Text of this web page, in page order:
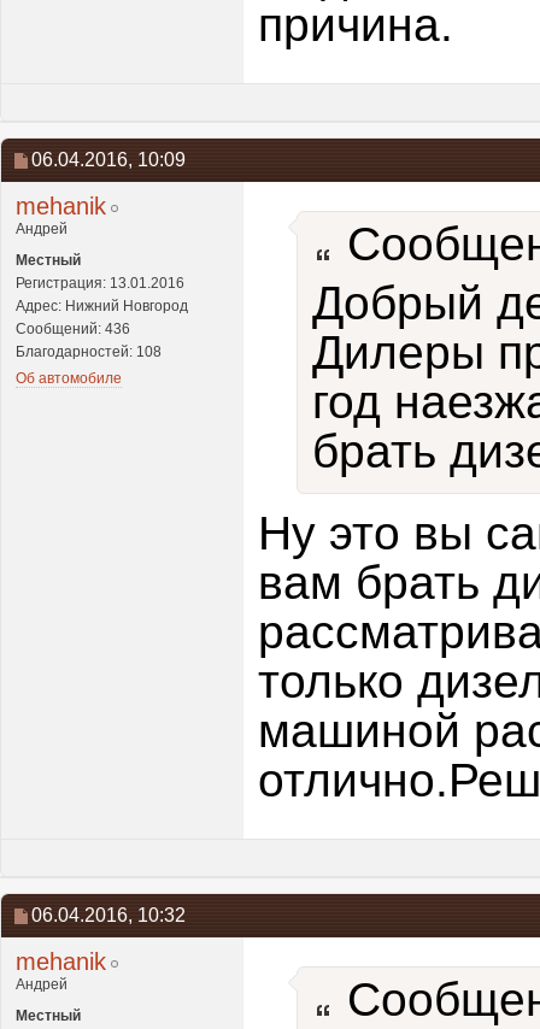
причина.
06.04.2016, 10:09
mehanik
Андрей
Местный
Регистрация: 13.01.2016
Адрес: Нижний Новгород
Сообщений: 436
Благодарностей: 108
Об автомобиле
Добрый
Дилеры
год
брать
Ну это вы
вам брать
только
машиной
06.04.2016, 10:32
mehanik
Андрей
Местный